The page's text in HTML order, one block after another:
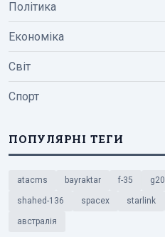
Політика
Економіка
Світ
Спорт
ПОПУЛЯРНІ ТЕГИ
atacms bayraktar f-35 g20
shahed-136 spacex starlink
австралія